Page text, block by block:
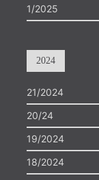
1/2025
2024
21/2024
20/24
19/2024
18/2024